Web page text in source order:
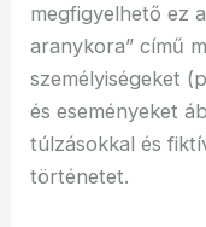
megfigyelhető ez
aranykora” című
személyiségeket
és eseményeket
túlzásokkal és
történetet.